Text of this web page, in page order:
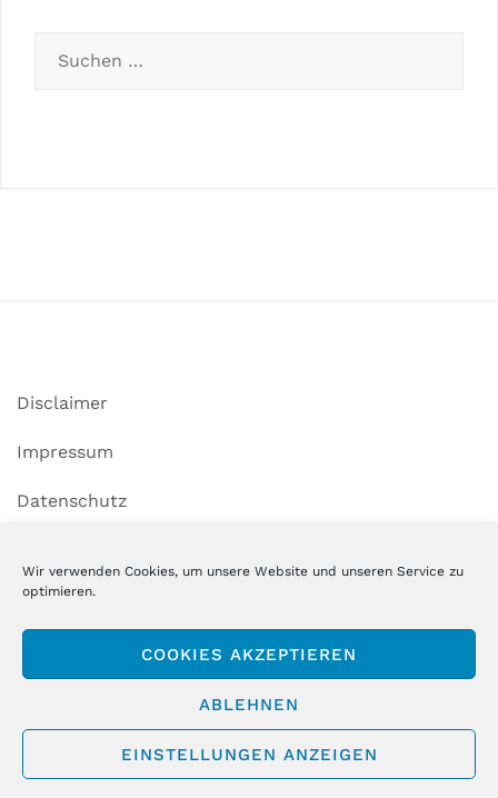
Wir verwenden Cookies, um unsere Website und unseren Service zu
optimieren.
COOKIES AKZEPTIEREN
ABLEHNEN
EINSTELLUNGEN ANZEIGEN
Disclaimer
Impressum
Datenschutz
Copyright MSM GmbH & Co. KG